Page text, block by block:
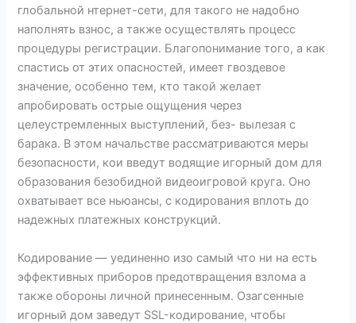
глобальной нтернет-сети, для такого не надобно
наполнять взнос, а также осуществлять процесс
процедуры регистрации. Благопонимание того, а как
спастись от этих опасностей, имеет гвоздевое
значение, особенно тем, кто такой желает
апробировать острые ощущения через
целеустремленных выступлений, без- вылезая с
барака. В этом начальстве рассматриваются меры
безопасности, кои введут водящие игорный дом для
образования безобидной видеоигровой круга. Оно
охватывает все ньюансы, с кодирования вплоть до
надежных платежных конструкций.
Кодирование — уединенно изо самый что ни на есть
эффективных приборов предотвращения взлома а
также обороны личной принесенным. Озагсенные
игорный дом заведут SSL-кодирование, чтобы